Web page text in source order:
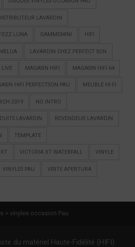
LAVARDIN
FEZZ LUNA GAMMEMINI HIFI
LAVARDIN CHEZ PERFECT SON
LIVE MAGASIN HIFI MAGASIN HIFI 64
HIFI PERFECTSON PAU MEUBLE HI-FI
2019 NO INTRO
LAVARDIN REVENDEUR LAVARDIN
TEMPLATE
VICTORIA XT WATERFALL VINYLE
VINYLES PAU VISITE APERTURA
> vinyles occasion Pau
du matériel Haute-Fidélité (HIFI).